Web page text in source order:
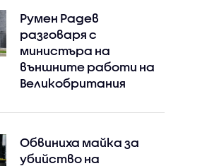
Румен Радев
разговаря с
министъра на
външните работи на
Великобритания
Обвиниха майка за
убийство на